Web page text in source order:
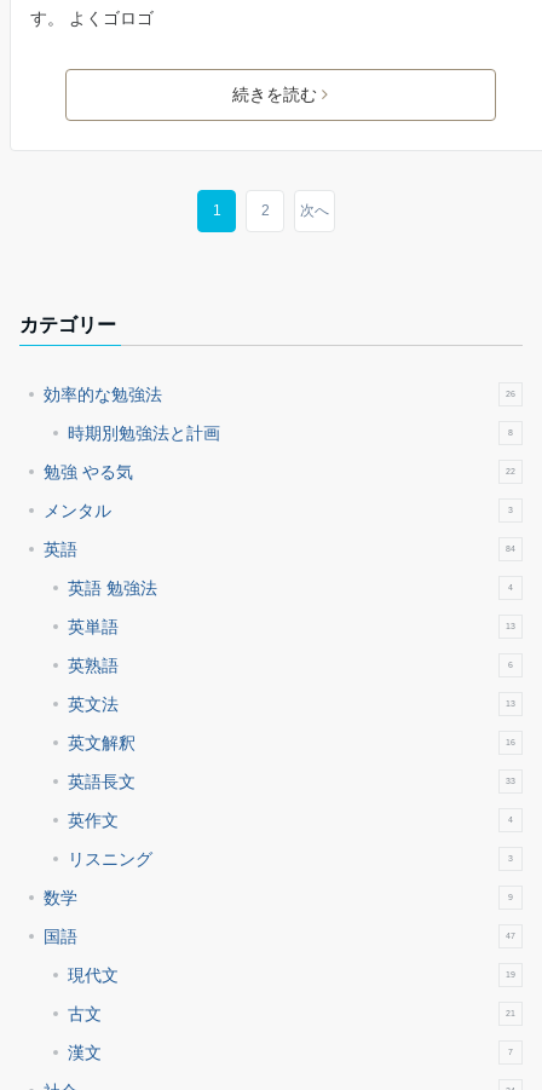
す。 よくゴロゴ
続きを読む
1 2 次へ
カテゴリー
効率的な勉強法 26
時期別勉強法と計画 8
勉強 やる気 22
メンタル 3
英語 84
英語 勉強法 4
英単語 13
英熟語 6
英文法 13
英文解釈 16
英語長文 33
英作文 4
リスニング 3
数学 9
国語 47
現代文 19
古文 21
漢文 7